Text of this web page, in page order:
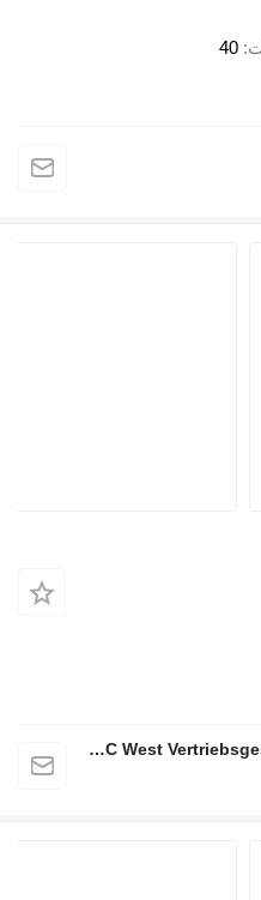
NEWTEC West Vertriebsgesellschaft für Agrartechnik mbH